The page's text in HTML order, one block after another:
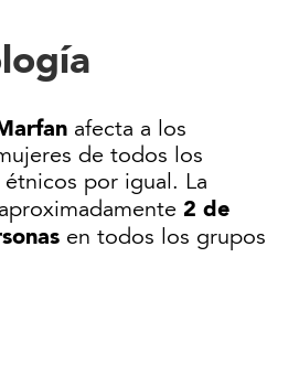
afecta a los
de todos los
por igual. La
2 de
en todos los grupos